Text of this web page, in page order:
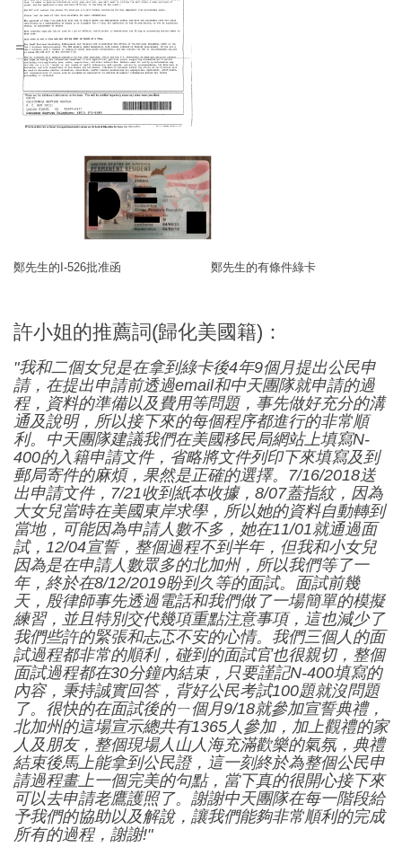
鄭先生的I-526批准函 鄭先生的有條件綠卡
許小姐的推薦詞(歸化美國籍)：
"我和二個女兒是在拿到綠卡後4年9個月提出公民申
請，在提出申請前透過email和中天團隊就申請的過
程，資料的準備以及費用等問題，事先做好充分的溝
通及說明，所以接下來的每個程序都進行的非常順
利。中天團隊建議我們在美國移民局網站上填寫N-
400的入籍申請文件，省略將文件列印下來填寫及到
郵局寄件的麻煩，果然是正確的選擇。7/16/2018送
出申請文件，7/21收到紙本收據，8/07蓋指紋，因為
大女兒當時在美國東岸求學，所以她的資料自動轉到
當地，可能因為申請人數不多，她在11/01就通過面
試，12/04宣誓，整個過程不到半年，但我和小女兒
因為是在申請人數眾多的北加州，所以我們等了一
年，終於在8/12/2019盼到久等的面試。面試前幾
天，殷律師事先透過電話和我們做了一場簡單的模擬
練習，並且特別交代幾項重點注意事項，這也減少了
我們些許的緊張和忐忑不安的心情。我們三個人的面
試過程都非常的順利，碰到的面試官也很親切，整個
面試過程都在30分鐘內結束，只要謹記N-400填寫的
內容，秉持誠實回答，背好公民考試100題就沒問題
了。很快的在面試後的ㄧ個月9/18就參加宣誓典禮，
北加州的這場宣示總共有1365人參加，加上觀禮的家
人及朋友，整個現場人山人海充滿歡樂的氣氛，典禮
結束後馬上能拿到公民證，這一刻終於為整個公民申
請過程畫上一個完美的句點，當下真的很開心接下來
可以去申請老鷹護照了。謝謝中天團隊在每一階段給
予我們的協助以及解說，讓我們能夠非常順利的完成
所有的過程，謝謝!"